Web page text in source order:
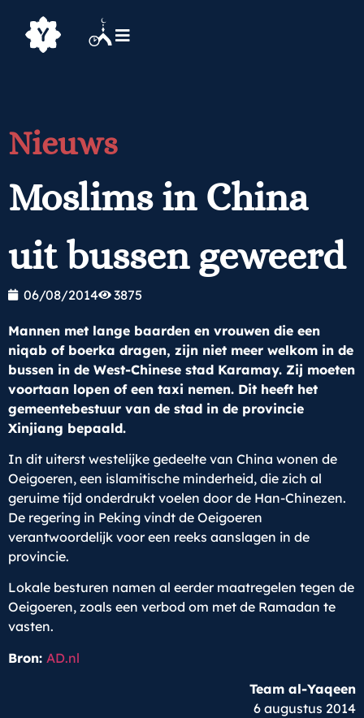
Nieuws
Moslims in China
uit bussen geweerd
06/08/2014 3875
Mannen met lange baarden en vrouwen die een
niqab of boerka dragen, zijn niet meer welkom in de
bussen in de West-Chinese stad Karamay. Zij moeten
voortaan lopen of een taxi nemen. Dit heeft het
gemeentebestuur van de stad in de provincie
Xinjiang bepaald.
In dit uiterst westelijke gedeelte van China wonen de
Oeigoeren, een islamitische minderheid, die zich al
geruime tijd onderdrukt voelen door de Han-Chinezen.
De regering in Peking vindt de Oeigoeren
verantwoordelijk voor een reeks aanslagen in de
provincie.
Lokale besturen namen al eerder maatregelen tegen de
Oeigoeren, zoals een verbod om met de Ramadan te
vasten.
Bron: AD.nl
Team al-Yaqeen
6 augustus 2014